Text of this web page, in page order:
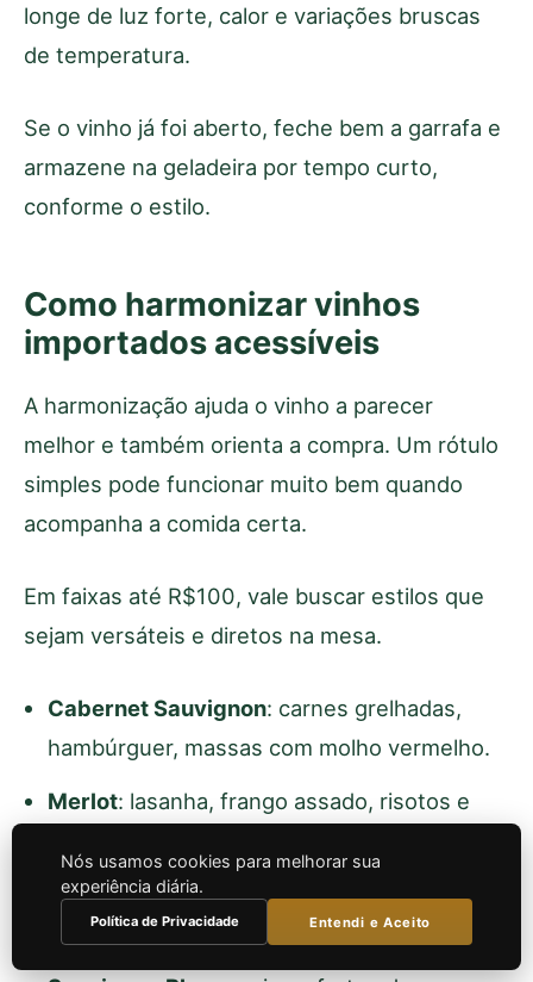
longe de luz forte, calor e variações bruscas
de temperatura.
Se o vinho já foi aberto, feche bem a garrafa e
armazene na geladeira por tempo curto,
conforme o estilo.
Como harmonizar vinhos
importados acessíveis
A harmonização ajuda o vinho a parecer
melhor e também orienta a compra. Um rótulo
simples pode funcionar muito bem quando
acompanha a comida certa.
Em faixas até R$100, vale buscar estilos que
sejam versáteis e diretos na mesa.
Cabernet Sauvignon: carnes grelhadas,
hambúrguer, massas com molho vermelho.
Merlot: lasanha, frango assado, risotos e
Malbec: churrasco, cortes suculentos e
comida mais intensa.
Nós usamos cookies para melhorar sua
experiência diária.
Política de Privacidade Entendi e Aceito